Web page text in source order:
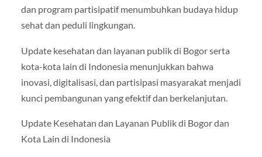
dan program partisipatif menumbuhkan budaya hidup
sehat dan peduli lingkungan.
Update kesehatan dan layanan publik di Bogor serta
kota-kota lain di Indonesia menunjukkan bahwa
inovasi, digitalisasi, dan partisipasi masyarakat menjadi
kunci pembangunan yang efektif dan berkelanjutan.
Update Kesehatan dan Layanan Publik di Bogor dan
Kota Lain di Indonesia